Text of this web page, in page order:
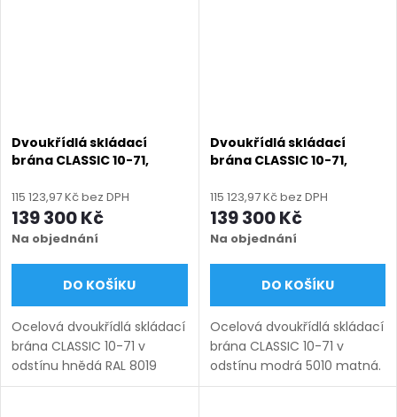
Dvoukřídlá skládací
brána CLASSIC 10-71,
míru (šířka 3000–6000
mm, výška 1000–1450
mm), hnědá RAL 8019
matná
115 123,97 Kč bez DPH
139 300 Kč
Na objednání
DO KOŠÍKU
Ocelová dvoukřídlá skládací
brána CLASSIC 10-71 v
odstínu hnědá RAL 8019
matná. Bezúdržbová ocel
Dvoukřídlá skládací
brána CLASSIC 10-71,
míru (šířka 3000–6000
mm, výška 1000–1450
mm), modrá 5010 matná
115 123,97 Kč bez DPH
139 300 Kč
Na objednání
DO KOŠÍKU
Ocelová dvoukřídlá skládací
brána CLASSIC 10-71 v
odstínu modrá 5010 matná.
Bezúdržbová ocel (žárový